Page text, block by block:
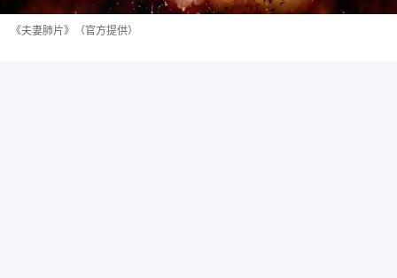
《夫妻肺片》（官方提供）